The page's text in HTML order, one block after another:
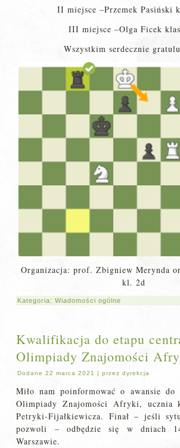
II miejsce –Przemek Pasiński
III miejsce –Olga Ficek
Wszystkim serdecznie
Organizacja: prof. Zbigniew Merynda
kl. 2d
Kategoria:Wiadomości ogólne
Kwalifikacja do etapu
Olimpiady Znajomości
Dodane 22 marca 2021 |przez dyrekcja
Miło nam poinformować o awansie do
Olimpiady Znajomości Afryki, ucznia
Petryki-Fijałkiewicza. Finał – jeśli
pozwoli – odbędzie się w dniach
Warszawie.